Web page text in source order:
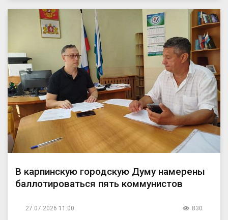
В карпинскую городскую Думу намерены
баллотироваться пять коммунистов
27.07.2026 11:00 830